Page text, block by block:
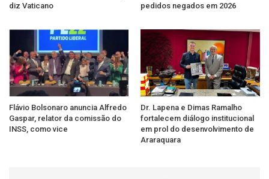
diz Vaticano
pedidos negados em 2026
Flávio Bolsonaro anuncia Alfredo
Gaspar, relator da comissão do
INSS, como vice
Dr. Lapena e Dimas Ramalho
fortalecem diálogo institucional
em prol do desenvolvimento de
Araraquara